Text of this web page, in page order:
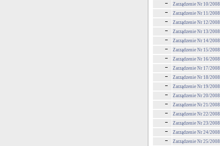
Zarządzenie Nr 10/2008
Zarządzenie Nr 11/2008
Zarządzenie Nr 12/2008
Zarządzenie Nr 13/2008
Zarządzenie Nr 14/2008
Zarządzenie Nr 15/2008
Zarządzenie Nr 16/2008
Zarządzenie Nr 17/2008
Zarządzenie Nr 18/2008
Zarządzenie Nr 19/2008
Zarządzenie Nr 20/2008
Zarządzenie Nr 21/2008
Zarządzenie Nr 22/2008
Zarządzenie Nr 23/2008
Zarządzenie Nr 24/2008
Zarządzenie Nr 25/2008